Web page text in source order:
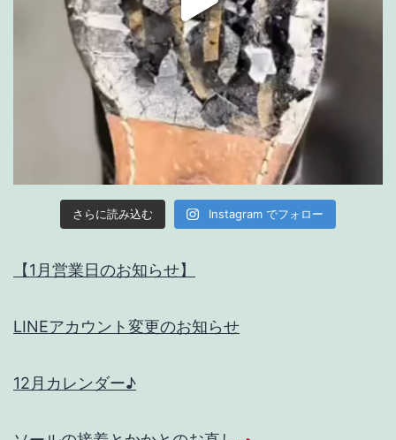
さらに読み込む Instagram でフォロー
【1月営業日のお知らせ】
LINEアカウント変更のお知らせ
12月カレンダー♪